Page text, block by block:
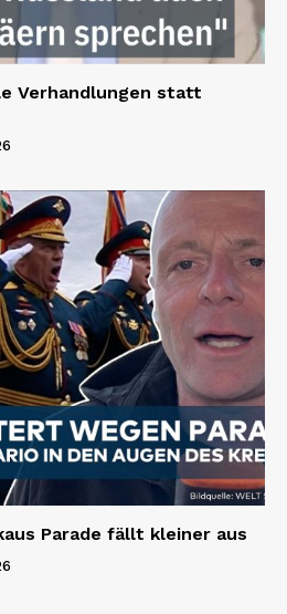
Verhandlungen statt
Parade fällt kleiner aus